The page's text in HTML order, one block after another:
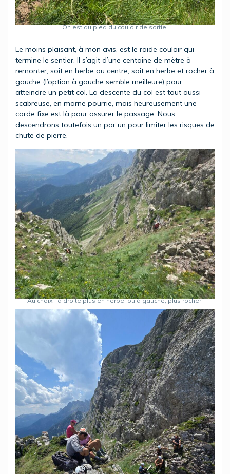
On est au pied du couloir de sortie.
Le moins plaisant, à mon avis, est le raide couloir qui
termine le sentier. Il s’agit d’une centaine de mètre à
remonter, soit en herbe au centre, soit en herbe et rocher à
gauche (l’option à gauche semble meilleure) pour
atteindre un petit col. La descente du col est tout aussi
scabreuse, en marne pourrie, mais heureusement une
corde fixe est là pour assurer le passage. Nous
descendrons toutefois un par un pour limiter les risques de
chute de pierre.
Au choix : à droite plus en herbe, ou à gauche, plus rocher.